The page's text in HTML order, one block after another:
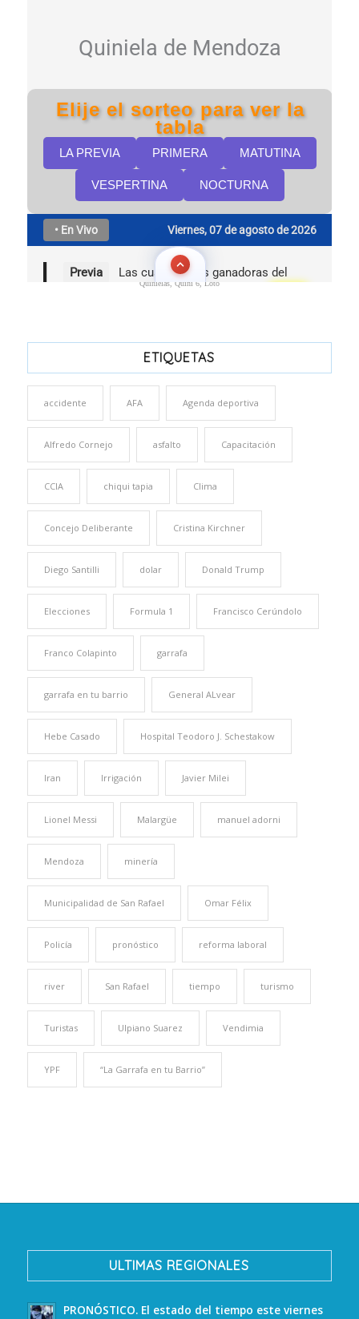
Quinielas, Quini 6, Loto
ETIQUETAS
accidente AFA Agenda deportiva
Alfredo Cornejo asfalto Capacitación
CCIA chiqui tapia Clima
Concejo Deliberante Cristina Kirchner
Diego Santilli dolar Donald Trump
Elecciones Formula 1 Francisco Cerúndolo
Franco Colapinto garrafa
garrafa en tu barrio General ALvear
Hebe Casado Hospital Teodoro J. Schestakow
Iran Irrigación Javier Milei
Lionel Messi Malargüe manuel adorni
Mendoza minería
Municipalidad de San Rafael Omar Félix
Policía pronóstico reforma laboral
river San Rafael tiempo turismo
Turistas Ulpiano Suarez Vendimia
YPF “La Garrafa en tu Barrio”
ULTIMAS REGIONALES
PRONÓSTICO. El estado del tiempo este viernes